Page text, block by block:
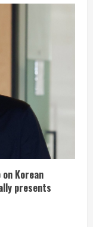
Korean
presents